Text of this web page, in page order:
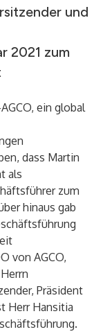
und
2021 zum
AGCO, ein global
dass Martin
als
zum
hinaus gab
von AGCO,
Präsident
Herr Hansitia